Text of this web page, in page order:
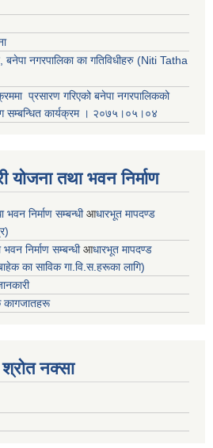
नगरपालिका का गतिविधीहरु (Niti Tatha
प्रसारण गरिएकोबनेपा नगरपालिकको
सम्बन्धित कार्यक्रम । २०७५।०५।०४
योजना तथा भवन निर्माण
निर्माण सम्बन्धीआधारभूत मापदण्ड
निर्माण सम्बन्धीआधारभूत मापदण्ड
का साविक गा.वि.स.हरूका लागि)
कागजातहरू
नक्सा